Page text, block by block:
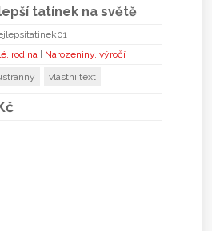
tatínek na světě
rodina | Narozeniny, výročí
vlastní text